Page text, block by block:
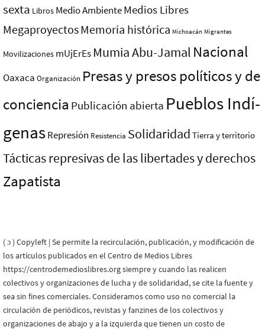
sexta Libros Medio AmbienteMedios Libres
MegaproyectosMemoria histórica Michoacán Migrantes
Movilizaciones mUjErEs Mumia Abu-Jamal Nacional
Oaxaca Organización Presas y presos polí­ticos y de
conciencia Publicación abierta Pueblos Indí­
genasRepresión Resistencia Solidaridad Tierra y territorio
Tácticas represivas de las libertades y derechos
Zapatista
( ɔ ) Copyleft | Se permite la recirculación, publicación, y modificación de
los artículos publicados en el Centro de Medios Libres
https://centrodemedioslibres.org siempre y cuando las realicen
colectivos y organizaciones de lucha y de solidaridad, se cite la fuente y
sea sin fines comerciales. Consideramos como uso no comercial la
circulación de periódicos, revistas y fanzines de los colectivos y
organizaciones de abajo y a la izquierda que tienen un costo de